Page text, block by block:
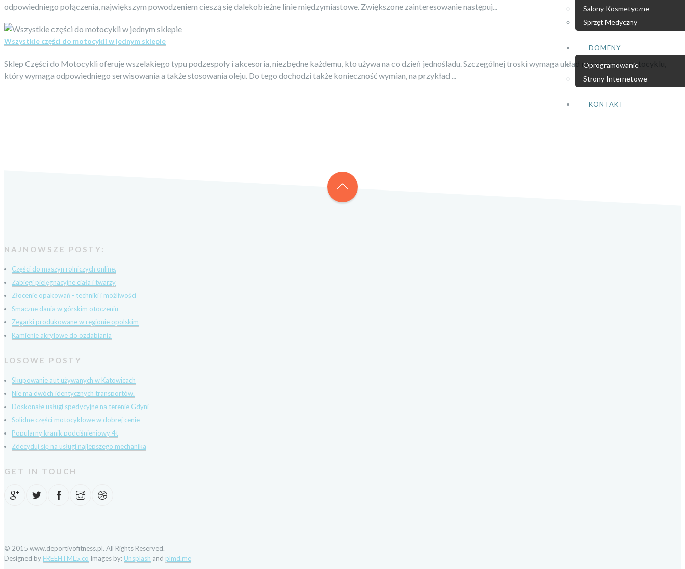
Salony Kosmetyczne
Sprzęt Medyczny
DOMENY
Oprogramowanie
Strony Internetowe
KONTAKT
odpowiedniego połączenia, największym powodzeniem cieszą się dalekobieżne linie międzymiastowe. Zwiększone zainteresowanie następuj...
Wszystkie części do motocykli w jednym sklepie
Sklep Części do Motocykli oferuje wszelakiego typu podzespoły i akcesoria, niezbędne każdemu, kto używa na co dzień jednośladu. Szczególnej troski wymaga układ napędowy w motocyklu,
który wymaga odpowiedniego serwisowania a także stosowania oleju. Do tego dochodzi także konieczność wymian, na przykład ...
NAJNOWSZE POSTY:
Części do maszyn rolniczych online.
Zabiegi pielęgnacyjne ciała i twarzy
Złocenie opakowań - techniki i możliwości
Smaczne dania w górskim otoczeniu
Zegarki produkowane w regionie opolskim
Kamienie akrylowe do ozdabiania
LOSOWE POSTY
Skupowanie aut używanych w Katowicach
Nie ma dwóch identycznych transportów.
Doskonałe usługi spedycyjne na terenie Gdyni
Solidne części motocyklowe w dobrej cenie
Popularny kranik podciśnieniowy 4t
Zdecyduj się na usługi najlepszego mechanika
GET IN TOUCH
© 2015 www.deportivofitness.pl. All Rights Reserved.
Designed by FREEHTML5.co Images by: Unsplash and plmd.me